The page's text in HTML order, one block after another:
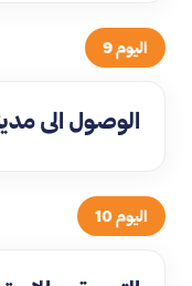
اليوم 9
الوصول الى
اليوم 10